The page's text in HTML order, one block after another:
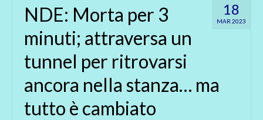
18
MAR 2023
NDE: Morta per 3
minuti; attraversa un
tunnel per ritrovarsi
ancora nella stanza… ma
tutto è cambiato